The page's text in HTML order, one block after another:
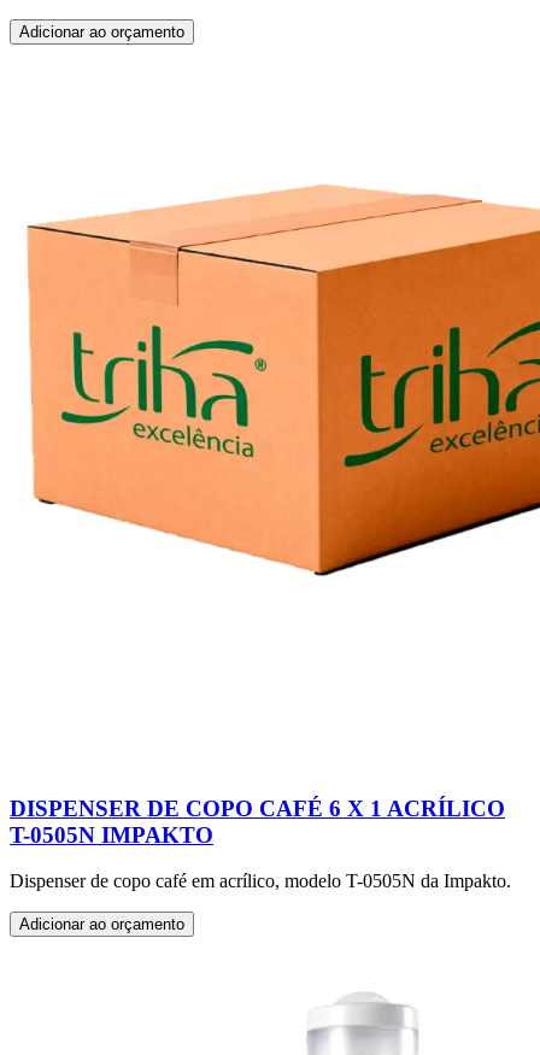
Adicionar ao orçamento
DISPENSER DE COPO CAFÉ 6 X 1 ACRÍLICO
T-0505N IMPAKTO
Dispenser de copo café em acrílico, modelo T-0505N da Impakto.
Adicionar ao orçamento